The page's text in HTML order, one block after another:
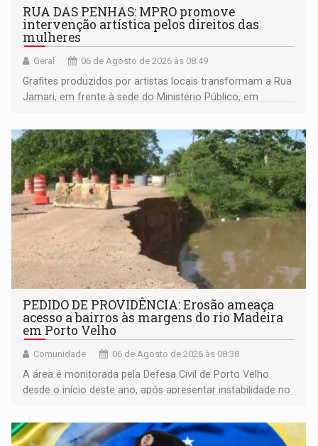
RUA DAS PENHAS: MPRO promove
intervenção artística pelos direitos das
mulheres
Geral 06 de Agosto de 2026 às 08:49
Grafites produzidos por artistas locais transformam a Rua
Jamari, em frente à sede do Ministério Público, em
da Penha e o enfrentamento à violência
PEDIDO DE PROVIDÊNCIA: Erosão ameaça
acesso a bairros às margens do rio Madeira
em Porto Velho
Comunidade 06 de Agosto de 2026 às 08:38
A área é monitorada pela Defesa Civil de Porto Velho
desde o início deste ano, após apresentar instabilidade no